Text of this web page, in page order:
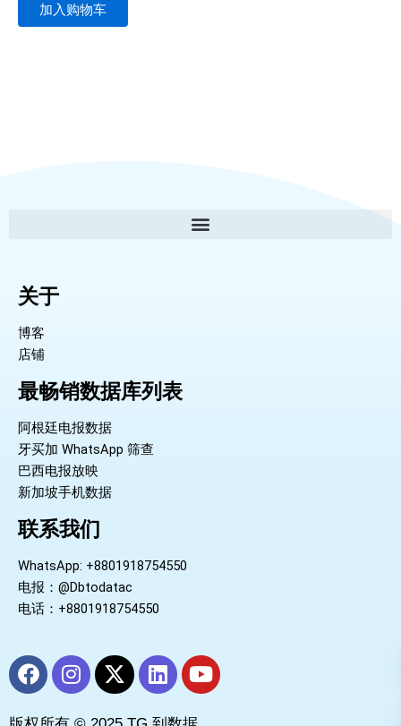
加入购物车
关于
博客
店铺
最畅销数据库列表
阿根廷电报数据
牙买加 WhatsApp 筛查
巴西电报放映
新加坡手机数据
联系我们
WhatsApp: +8801918754550
电报：@Dbtodatac
电话：+8801918754550
F
a
I
n
X
-
L
i
Y
o